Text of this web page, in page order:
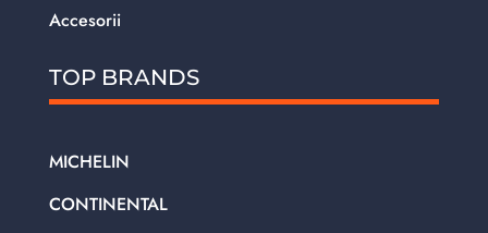
Accesorii
TOP BRANDS
MICHELIN
CONTINENTAL